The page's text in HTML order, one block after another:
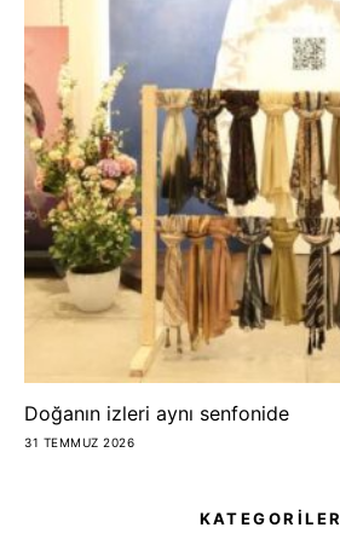
Doğanın izleri aynı senfonide
31 TEMMUZ 2026
KATEGORİLER